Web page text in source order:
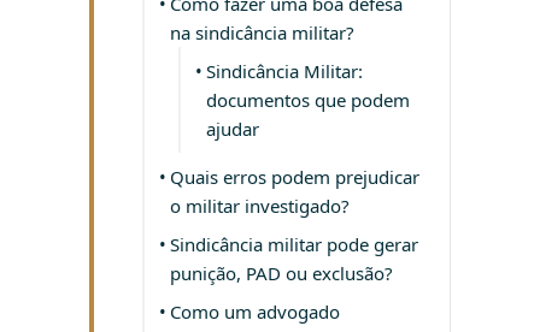
na sindicância militar?
Sindicância Militar:
documentos que podem
ajudar
Quais erros podem prejudicar
o militar investigado?
Sindicância militar pode gerar
punição, PAD ou exclusão?
Como um advogado